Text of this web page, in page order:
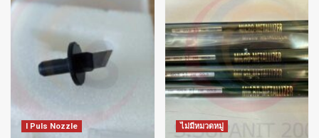
I Puls Nozzle ไม่มีหมวดหมู่